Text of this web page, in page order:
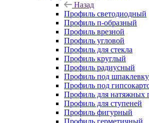
Назад
Профиль светодиодный
Профиль п-образный
Профиль врезной
Профиль угловой
Профиль для стекла
Профиль круглый
Профиль радиусный
Профиль под шпаклевку
Профиль под
Профиль для натяжных
Профиль для ступеней
Профиль фигурный
Профиль герметичный